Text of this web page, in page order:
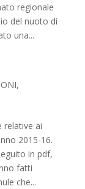
regionale
del nuoto di
una...
,
relative ai
2015-16.
in pdf,
fatti
che...